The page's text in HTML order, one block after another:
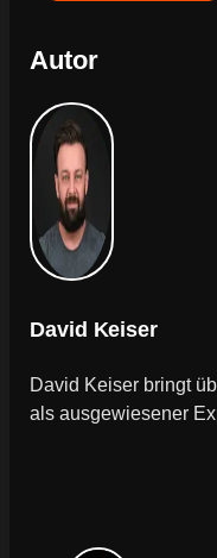
Autor
David Keiser
David Keiser bringt
als ausgewiesener